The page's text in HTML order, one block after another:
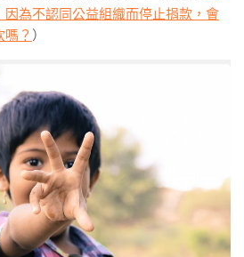
為不認同公益組織而停止捐款，會
？ ）